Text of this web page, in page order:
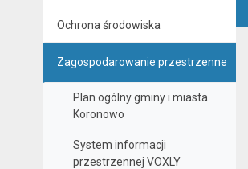
Ochrona środowiska
Zagospodarowanie przestrzenne
Plan ogólny gminy i miasta
Koronowo
System informacji
przestrzennej VOXLY